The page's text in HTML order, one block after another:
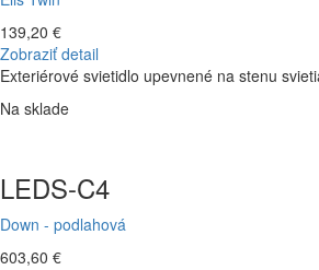
139,20 €
Zobraziť detail
Exteriérové svietidlo upevnené na stenu
Na sklade
LEDS-C4
Down - podlahová
603,60 €